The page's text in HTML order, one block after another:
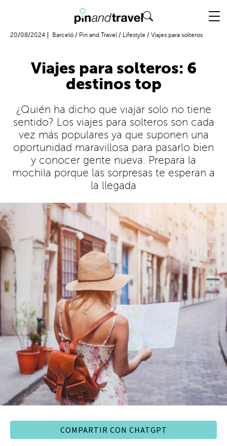
20/08/2024 Barceló / Pin and Travel / Lifestyle / Viajes para solteros
Viajes para solteros: 6
destinos top
¿Quién ha dicho que viajar solo no tiene
sentido? Los viajes para solteros son cada
vez más populares ya que suponen una
oportunidad maravillosa para pasarlo bien
y conocer gente nueva. Prepara la
mochila porque las sorpresas te esperan a
la llegada
COMPARTIR CON CHATGPT